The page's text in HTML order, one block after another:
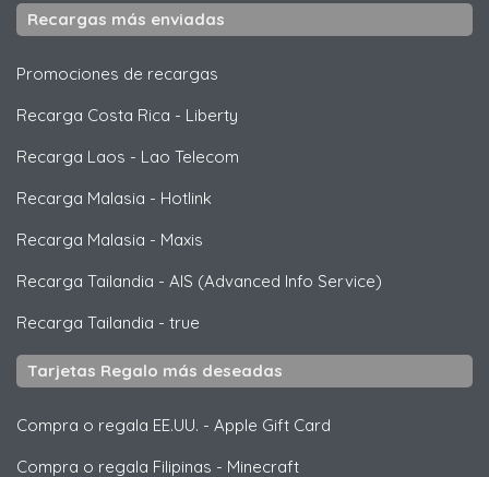
Recargas más enviadas
Promociones de recargas
Recarga Costa Rica - Liberty
Recarga Laos - Lao Telecom
Recarga Malasia - Hotlink
Recarga Malasia - Maxis
Recarga Tailandia - AIS (Advanced Info Service)
Recarga Tailandia - true
Tarjetas Regalo más deseadas
Compra o regala EE.UU. - Apple Gift Card
Compra o regala Filipinas - Minecraft